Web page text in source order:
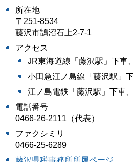
所在地
〒251-8534
藤沢市鵠沼石上2-7-1
アクセス
JR東海道線「藤沢駅」下車
小田急江ノ島線「藤沢駅」
江ノ島電鉄「藤沢駅」下車
電話番号
0466-26-2111（代表）
ファクシミリ
0466-25-6289